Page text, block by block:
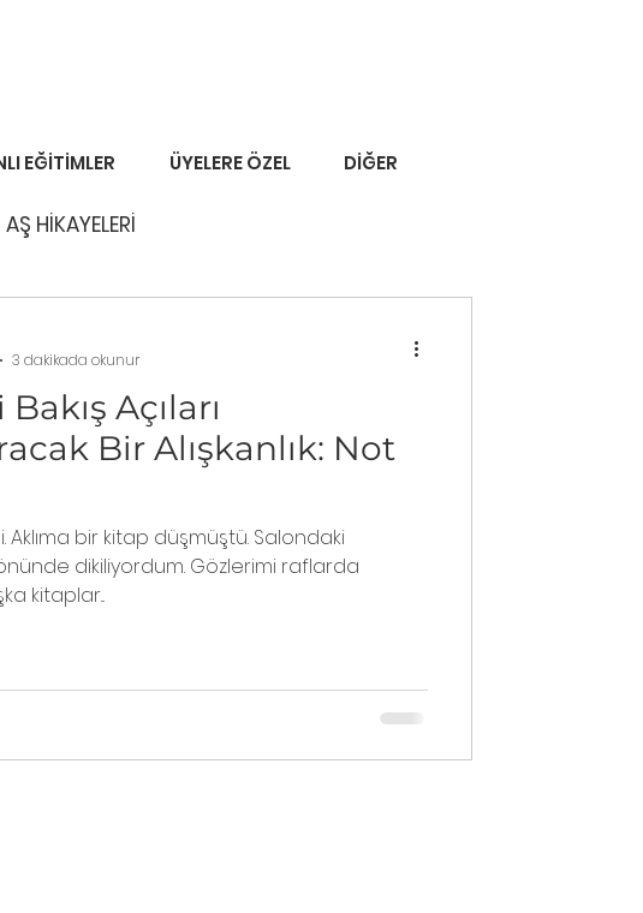
EĞİTİMLER ÜYELERE ÖZEL DİĞER
HİKAYELERİ
Açıları
Bir Alışkanlık: Not
bir kitap düşmüştü. Salondaki
dikiliyordum. Gözlerimi raflarda
kitaplar...
3 dakikada okunur